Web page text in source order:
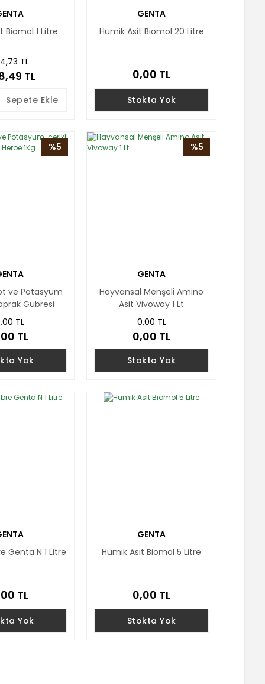
Biomol 1 Litre
TL
TL
Sepete Ekle
GENTA
Hümik Asit Biomol 20 Litre
0,00 TL
Stokta Yok
%5
ve Potasyum
Gübresi
1Kg
TL
TL
Yok
%5
GENTA
Hayvansal Menşeli Amino
Asit Vivoway 1 Lt
0,00 TL
0,00 TL
Stokta Yok
Genta N 1 Litre
TL
Yok
GENTA
Hümik Asit Biomol 5 Litre
0,00 TL
Stokta Yok